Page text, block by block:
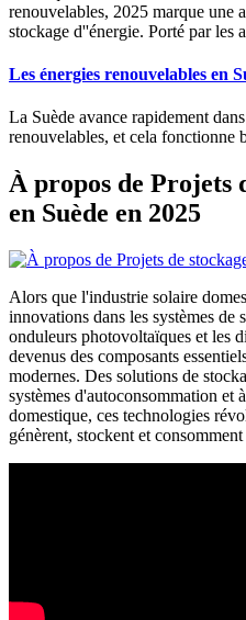
renouvelables, 2025 marque une
stockage d''énergie. Porté par les
Les énergies renouvelables en
La Suède avance rapidement
renouvelables, et cela fonctionne
À propos de Projets
en Suède en 2025
Alors que l'industrie solaire
innovations dans les systèmes de
onduleurs photovoltaïques et les
devenus des composants
modernes. Des solutions de
systèmes d'autoconsommation et
domestique, ces technologies
génèrent, stockent et